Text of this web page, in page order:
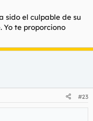
sido el culpable de su
Yo te proporciono
#23